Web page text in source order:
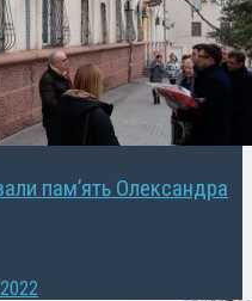
пам’ять Олександра